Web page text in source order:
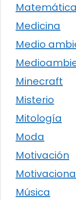
Medicina
Medio
Minecraft
Misterio
Mitología
Moda
Motivación
Música